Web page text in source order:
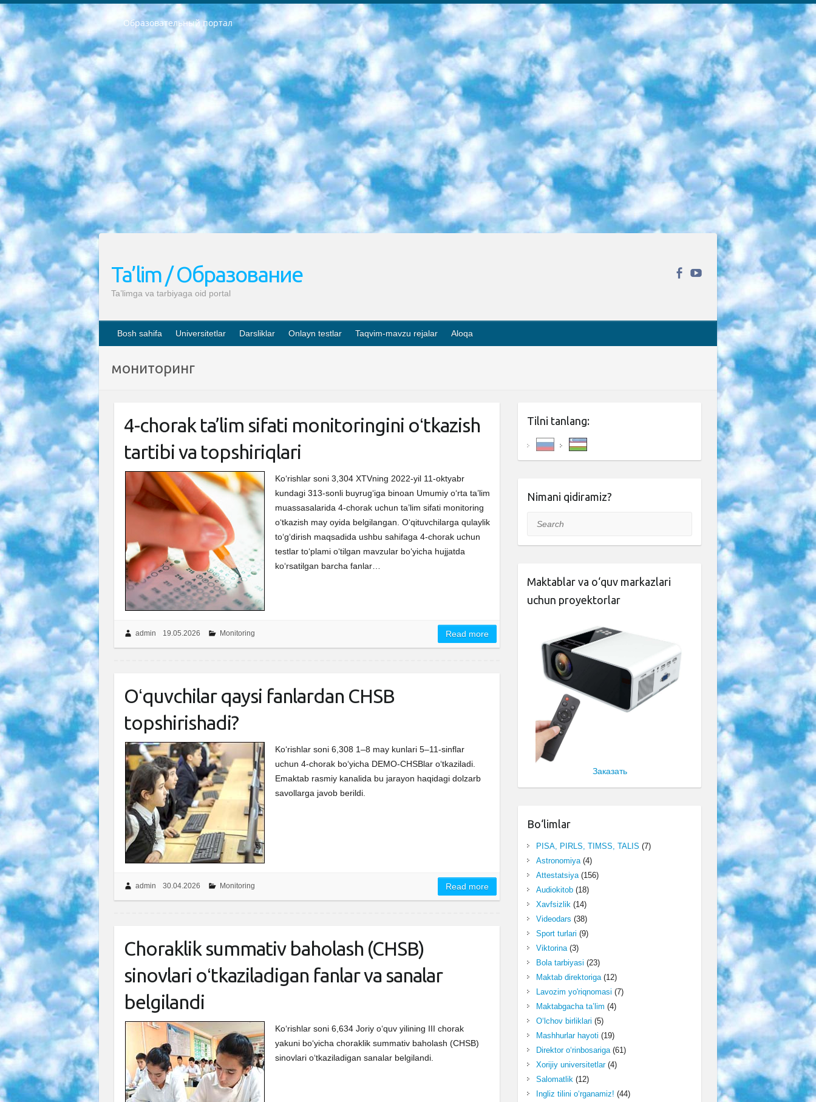
Образовательный портал
РЕСПУБЛИКА УЗБЕКИСТАН МИНИСТРЕРСТВО ДОШКОЛЬНОГО И ШКОЛЬНОГО ОБРАЗОВАНИЯ КОМАНДА в общеобразовательных учреждениях в 2023-2024 учебном году организация и проведение итоговой государственной аттестации обучающихся о Министра дошкольного и школьного образования Республики Узбекистан от 4 марта 2008 года (постановлением Минюста от 20 марта 2008 года № 1778 государственной регистрации) «Итоговое состояние учащихся общего среднего образования на основании положения об утверждении положения об аттестации общего среднего образования выпускной экзамен студентов в образовательных учреждениях в 2023-2024 учебном году В целях организации и прохождения аттестации приказываю: 1. Следующее: перечень предметов, по которым будет проводиться итоговая государственная аттестация и экзамен формы перевода согласно приложению 1; сертификаты международного образца, оценивающие уровень владения иностранными языками перечень согласно приложению 2; 2. Педагогический при специализированных образовательных учреждениях. научно-практический центр квалификации и международной оценки (Д.Давидова) 2024 г. До 25 марта: задания по предметам, по которым будет проводиться итоговая аттестация разработка и утверждение технических условий; итоговая аттестация на основании разработанного предметного задания разработка вопросов по предметам (устно и письменно), экзамен передача; общеобразовательные средние школы и специальные учебные заведения учащиеся выпускных классов школ и интернатов в агентской системе подготовка базы данных экзаменационных материалов и критериев оценки; перевод базы экзаменационных материалов на все языки обучения подать в Республиканский образовательный центр для изготовления; варианты экзаменов на основе разработанных контрольных материалов пусть будут поставлены задачи формирования. 3. Республиканский образовательный центр (Ш.Худайкулов) до 5 апреля 2024 года. до: база данных предоставленных экзаменационных материалов на все языки обучения перевод и экспертиза; для слепых, слабовидящих, глухих, слабослышащих и умственно отсталых детей учащиеся выпускных классов специализированных школ и школ-интернатов база данных экзаменационных материалов на всех преподаваемых языках подготовка критериев оценки; специализированные школы для умственно отсталых детей и технологии для учащихся выпускных классов школ-интернатов разработка соответствующих рекомендаций и критериев проведения ЕГЭ по естествознанию давать задания. 4. Педагогический при специализированных образовательных учреждениях. Научно-практический центр навыков и международной оценки (Д.Давидова), Республика образовательный центр (Худайкулов Ш.) итоговый государственный аттестационный экзамен ориентирован на творческое и логическое мышление при подготовке базы материалов учитывать введение заданий. 5. Следует отметить, что: сертификат государственного образца о знании общеобразовательного предмета и как минимум национальный уровень B1 по предметам на иностранных языках, указанным в Приложении 2. или международно признанный сертификат эквивалентного уровня студенты, изучающие определенный предмет, освобождаются от экзамена; по соответствующим предметам запланирована итоговая государственная аттестация за день до дня, путем жеребьевки Рабочей группой (в письменной форме по предметам, проводимым в форме) из числа сформированных вариантов выбрано 2 варианта; 2 выбранных варианта экзамена анонсированы на официальном сайте министерства и все выпускники по всей стране на основе этих вариантов проводит итоговую государственную аттестацию. 6. Государственное образование учащихся средних общеобразовательных учреждений. знания в соответствии с квалификационными требованиями, которые необходимо приобрести на основании стандартов итоговый (выпускной) контроль для 9 и 11 классов в целях тестирования Экзамены (далее – экзамены) состоят из предметов, перечисленных в приложении 1. будет сделано. 7. Экзамены пройдут с 26 мая по 15 июня 2024 г. (кроме науки физического воспитания). 8. Физическая для учащихся 9 классов общесредних образовательных учреждений. Экзамены по предмету «Образование, квалификация медицина» 1-6 мая 2024 года. сотрудники перевести под присмотр (с отклонениями в физическом или умственном развитии) специализированная школа для детей, школы-интернаты и со сколиозом школы-интернаты санаторного типа для больных детей исключены). 9. Он был слепым, слабовидящим и имел нарушения опорно-двигательного аппарата. экзамены в специализированных школах и интернатах для детей должны проводиться исходя из требований, предъявляемых к общеобразовательным учреждениям (физкультура кроме науки). 10. Специализированная школа для глухих и слабослышащих детей. и экзамены в интернатах и быть реализован в виде письменного теста по математике. 11. Специальность для умственно отсталых детей. Для 9 класса Родной язык и литературное письмо Государственный язык (язык обучения – узбекский). для неклассов) написано Математическое письмо Письменная/устная история Узбекистана Физическое воспитание практично Итоговый контроль Для 11 класса Написание родного языка и литературы (эссе) Математическое письмо Узбекский язык (обучение на узбекском языке) не посещающее общее среднее образование для учреждений)/Образовательное учреждение выбор письменный и устный Иностранный язык письменный/устный Письменная/устная история Узбекистана *По выбору студента:  Химия  Физика  Основы государственного права  География 10 бесплатных образовательных ресурсов - Мы составили подборку онлайн-проектов с интерактивными упражнениями, видеолекциями и статьями. Они помогут вам обрести новые и освежить старые знания бесплатно. 1. «ИНТУИТ» Старейшая образовательная площадка Рунета. Здесь вы найдёте сотни текстовых и видеокурсов на десятки различных тем — от программирования до психологии. Многие курсы подготовлены российскими университетами и крупными международными компаниями вроде Intel и Microsoft. Самостоятельное обучение бесплатное, но желающие могут оплатить услуги персональных наставников. 2. «Смартия» знакомит с актуальными профессиями и подсказывает, как им обучаться. Выбрав заинтересовавшую вас специальность — SMM-специалист, фотограф, веб-дизайнер или другую, — увидите список необходимых для неё умений. Чтобы вы могли освоить их самостоятельно, для каждого умения площадка отображает подборку ссылок на учебные материалы. Хотя «Смартия» ориентируется на русскоязычную аудиторию, часть контента всё же доступна только на английском. 3. «Лекторий Физтеха» Проект Московского физико-технического института (Физтеха). С его помощью вы можете смотреть онлайн серии лекций, записанные на видео в этом вузе. В числе доступных предметов — физика, биология, химия, информационные технологии и другие. К некоторым лекциям администрация ресурса прилагает готовые конспекты, которые можно скачивать в PDF-формате. 4. ITMOcourses Онлайн-площадка Санкт-Петербургского национального исследовательского университета информационных технологий, механики и оптики (ИТМО). Ресурс предоставляет свободный доступ к курсам, разработанным в этом вузе. Каталог материалов разбит на четыре категории: «Оптические системы и технологии», «Приборостроение и робототехника», «Информационные технологии» и «Биотехнологии». Курсы состоят из видеолекций, интерактивных демонстраций и заданий. 5. «КиберЛенинка» Электронная научная библиотека открытого доступа. Каталог площадки регулярно обрастает текстами статей из различных научных изданий. Сгруппированные по журналам и рубрикам публикации можно читать онлайн или скачивать целиком в PDF-формате. Проект нацелен на популяризацию науки за счёт открытого доступа к качественной информации. 6. «ПостНаука» На этом ресурсе публикуют подборки видеолекций, составленные экспертами из разных отраслей и объединённые общими темами. Среди них, к примеру, есть серии «Биоинформатика и геномика», «Культура средневековой Скандинавии» и Cinema Studies о теории кино. Каждая подборка лекций — логически связанная история, рассказанная экспертом от первого лица. Кроме того, на сайте появляются научно-образовательные статьи и тесты на разные темы. 7. «Newочём» Команда проекта «Newочём» отбирает самые интересные тексты из англоязычных СМИ и переводит те из них, за которые голосуют участники сообщества «ВКонтакте». По большей части это научно-популярные статьи. Редакторы придумывают лишь заголовки, в остальном содержание переводов соответствует оригиналам. Полные тексты можно читать прямо в социальной сети. 8. InternetUrok Онлайн-база материалов по основным дисциплинам школьной программы. Информация на сайте структурирована по классам, предметам и темам (урокам). Каждый урок состоит из видеолекций и конспектов. Есть также интерактивные тренажёры и тесты для закрепления пройденного материала. Даже если вы давно окончили школу, возможность повторить программу старших классов всегда может пригодиться. 9. Edutainme Ещё один ресурс об образовании. В отличие от Newtonew, как мне кажется, Edutainme больше ориентируется на представителей индустрии: педагогов, предпринимателей, разработчиков образовательных проектов. Но и любой, кто просто стремится к саморазвитию, найдёт на сайте много полезного и интересного для себя. Например, информацию о новых курсах и образовательных сервисах. 10. Newtonew Онлайн-медиа об образовании и обучении в широком смысле. Авторы Newtonew пишут об инструментах, заведениях, тактиках и стратегиях, которые помогают учить других и получать новые знания самостоятельно. На этой площадке вы найдёте новости, обзоры, аналитические мат
Ta’lim / Образование
Ta’limga va tarbiyaga oid portal
Bosh sahifa Universitetlar Darsliklar Onlayn testlar Taqvim-mavzu rejalar Aloqa
мониторинг
4-chorak ta’lim sifati monitoringini oʻtkazish
tartibi va topshiriqlari
Ko‘rishlar soni 3,304 XTVning 2022-yil 11-oktyabr
kundagi 313-sonli buyrugʻiga binoan Umumiy oʻrta ta’lim
muassasalarida 4-chorak uchun ta’lim sifati monitoring
oʻtkazish may oyida belgilangan. Oʻqituvchilarga qulaylik
toʻgʻdirish maqsadida ushbu sahifaga 4-chorak uchun
testlar toʻplami oʻtilgan mavzular boʻyicha hujjatda
koʻrsatilgan barcha fanlar…
admin 19.05.2026 Monitoring Read more
Oʻquvchilar qaysi fanlardan CHSB
topshirishadi?
Ko‘rishlar soni 6,308 1–8 may kunlari 5–11-sinflar
uchun 4-chorak bo‘yicha DEMO-CHSBlar o‘tkaziladi.
Emaktab rasmiy kanalida bu jarayon haqidagi dolzarb
savollarga javob berildi.
admin 30.04.2026 Monitoring Read more
Choraklik summativ baholash (CHSB)
sinovlari oʻtkaziladigan fanlar va sanalar
belgilandi
Ko‘rishlar soni 6,634 Joriy oʻquv yilining III chorak
yakuni boʻyicha choraklik summativ baholash (CHSB)
sinovlari oʻtkaziladigan sanalar belgilandi.
Tilni tanlang:
Nimani qidiramiz?
Search
Maktablar va o‘quv markazlari
uchun proyektorlar
Заказать
Bo‘limlar
PISA, PIRLS, TIMSS, TALIS (7)
Astronomiya(4)
Attestatsiya(156)
Audiokitob(18)
Xavfsizlik(14)
Videodars (38)
Sport turlari (9)
Viktorina(3)
Bola tarbiyasi (23)
Maktab direktoriga(12)
Lavozim yo'riqnomasi (7)
Maktabgacha ta’lim (4)
O‘lchov birliklari (5)
Mashhurlar hayoti (19)
Direktor o‘rinbosariga(61)
Xorijiy universitetlar(4)
Salomatlik(12)
Ingliz tilini o‘rganamiz! (44)